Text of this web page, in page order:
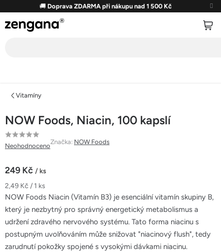
obsah
🚚 Doprava ZDARMA při nákupu nad 1 500 Kč
Vitamíny
NOW Foods, Niacin, 100 kapslí
Průměrné
hodnocení
je
0,0
z
5
hvězdiček.
Neohodnoceno
Značka: NOW Foods
249 Kč / ks
Měrná
cena:
2,49 Kč / 1 ks
NOW Foods Niacin (Vitamín B3) je esenciální vitamín skupiny B,
který je nezbytný pro správný energetický metabolismus a
udržení zdravého nervového systému. Tato forma niacinu s
postupným uvolňováním může snižovat "niacinový flush", tedy
zarudnutí pokožky spojené s vysokými dávkami niacinu.